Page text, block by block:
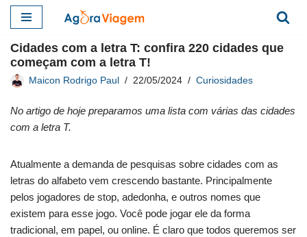
para
o
conteúdo
Cidades com a letra T: confira 220 cidades que
começam com a letra T!
Maicon Rodrigo Paul 22/05/2024 Curiosidades
No artigo de hoje preparamos uma lista com várias das cidades
com a letra T.
Atualmente a demanda de pesquisas sobre cidades com as
letras do alfabeto vem crescendo bastante. Principalmente
pelos jogadores de stop, adedonha, e outros nomes que
existem para esse jogo. Você pode jogar ele da forma
tradicional, em papel, ou online. É claro que todos queremos ser